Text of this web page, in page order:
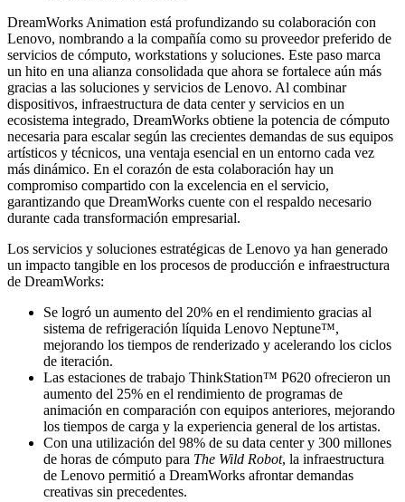
DreamWorks Animation está profundizando su colaboración con
Lenovo, nombrando a la compañía como su proveedor preferido de
servicios de cómputo, workstations y soluciones. Este paso marca
un hito en una alianza consolidada que ahora se fortalece aún más
gracias a las soluciones y servicios de Lenovo. Al combinar
dispositivos, infraestructura de data center y servicios en un
ecosistema integrado, DreamWorks obtiene la potencia de cómputo
necesaria para escalar según las crecientes demandas de sus equipos
artísticos y técnicos, una ventaja esencial en un entorno cada vez
más dinámico. En el corazón de esta colaboración hay un
compromiso compartido con la excelencia en el servicio,
garantizando que DreamWorks cuente con el respaldo necesario
durante cada transformación empresarial.
Los servicios y soluciones estratégicas de Lenovo ya han generado
un impacto tangible en los procesos de producción e infraestructura
de DreamWorks:
Se logró un aumento del 20% en el rendimiento gracias al
sistema de refrigeración líquida Lenovo Neptune™,
mejorando los tiempos de renderizado y acelerando los ciclos
de iteración.
Las estaciones de trabajo ThinkStation™ P620 ofrecieron un
aumento del 25% en el rendimiento de programas de
animación en comparación con equipos anteriores, mejorando
los tiempos de carga y la experiencia general de los artistas.
Con una utilización del 98% de su data center y 300 millones
de horas de cómputo para The Wild Robot, la infraestructura
de Lenovo permitió a DreamWorks afrontar demandas
creativas sin precedentes.